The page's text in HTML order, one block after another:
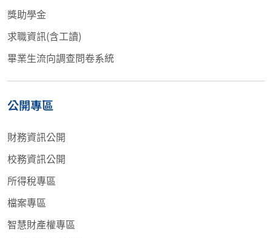
獎助學金
求職資訊(含工讀)
畢業生流向調查問卷系統
公開專區
財務資訊公開
校務資訊公開
所得稅專區
檔案專區
智慧財產權專區